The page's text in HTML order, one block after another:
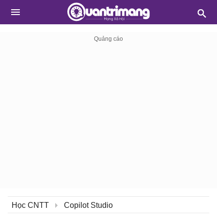
Học CNTT Copilot Studio